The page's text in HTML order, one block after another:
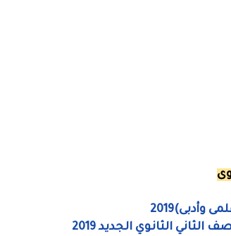
الثانوي الجديد 2019